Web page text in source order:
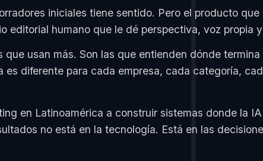
iniciales tiene sentido. Pero el producto
humano que le dé perspectiva, voz propia
usan más. Son las que entienden dónde
diferente para cada empresa, cada categoría,
en Latinoamérica a construir sistemas donde la
no está en la tecnología. Está en las